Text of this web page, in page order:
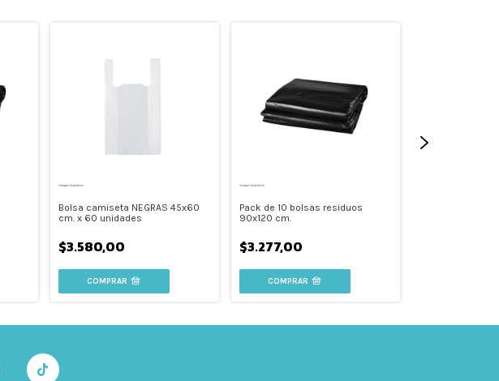
Bolsa camiseta NEGRAS 45x60
cm. x 60 unidades
$3.580,00
Pack de 10 bolsas residuos
90x120 cm.
$3.277,00